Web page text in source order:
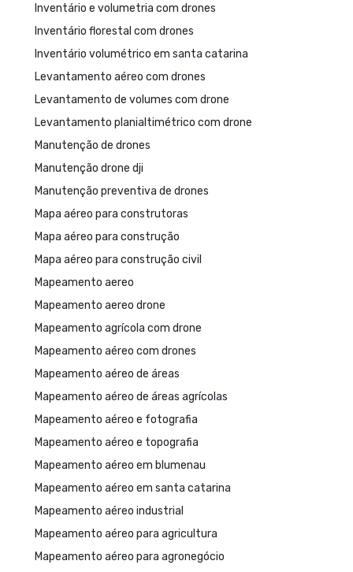
Inventário e volumetria com drones
Inventário florestal com drones
Inventário volumétrico em santa catarina
Levantamento aéreo com drones
Levantamento de volumes com drone
Levantamento planialtimétrico com drone
Manutenção de drones
Manutenção drone dji
Manutenção preventiva de drones
Mapa aéreo para construtoras
Mapa aéreo para construção
Mapa aéreo para construção civil
Mapeamento aereo
Mapeamento aereo drone
Mapeamento agrícola com drone
Mapeamento aéreo com drones
Mapeamento aéreo de áreas
Mapeamento aéreo de áreas agrícolas
Mapeamento aéreo e fotografia
Mapeamento aéreo e topografia
Mapeamento aéreo em blumenau
Mapeamento aéreo em santa catarina
Mapeamento aéreo industrial
Mapeamento aéreo para agricultura
Mapeamento aéreo para agronegócio